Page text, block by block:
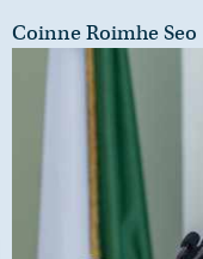
Coinne Roimhe Seo